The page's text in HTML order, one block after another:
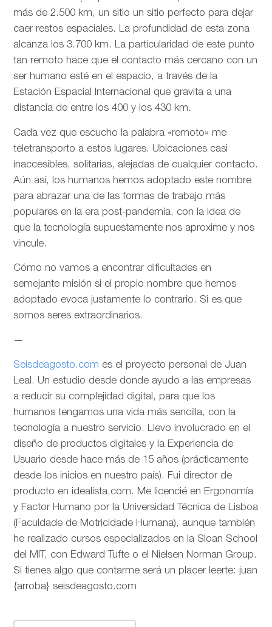
más de 2.500 km, un sitio un sitio perfecto para dejar
caer restos espaciales. La profundidad de esta zona
alcanza los 3.700 km. La particularidad de este punto
tan remoto hace que el contacto más cercano con un
ser humano esté en el espacio, a través de la
Estación Espacial Internacional que gravita a una
distancia de entre los 400 y los 430 km.
Cada vez que escucho la palabra «remoto» me
teletransporto a estos lugares. Ubicaciones casi
inaccesibles, solitarias, alejadas de cualquier contacto.
Aún así, los humanos hemos adoptado este nombre
para abrazar una de las formas de trabajo más
populares en la era post-pandemia, con la idea de
que la tecnología supuestamente nos aproxime y nos
vincule.
Cómo no vamos a encontrar dificultades en
semejante misión si el propio nombre que hemos
adoptado evoca justamente lo contrario. Si es que
somos seres extraordinarios.
—
Seisdeagosto.com es el proyecto personal de Juan
Leal. Un estudio desde donde ayudo a las empresas
a reducir su complejidad digital, para que los
humanos tengamos una vida más sencilla, con la
tecnología a nuestro servicio. Llevo involucrado en el
diseño de productos digitales y la Experiencia de
Usuario desde hace más de 15 años (prácticamente
desde los inicios en nuestro país). Fui director de
producto en idealista.com. Me licencié en Ergonomía
y Factor Humano por la Universidad Técnica de Lisboa
(Faculdade de Motricidade Humana), aunque también
he realizado cursos especializados en la Sloan School
del MIT, con Edward Tufte o el Nielsen Norman Group.
Si tienes algo que contarme será un placer leerte: juan
{arroba} seisdeagosto.com